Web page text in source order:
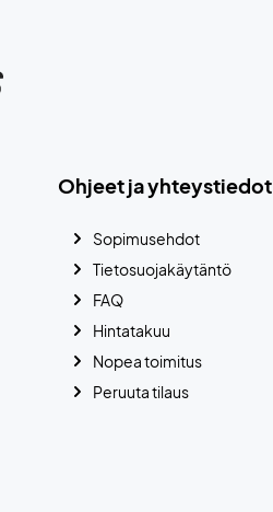
Ohjeet ja yhteystiedot
Sopimusehdot
Tietosuojakäytäntö
FAQ
Hintatakuu
Nopea toimitus
Peruuta tilaus